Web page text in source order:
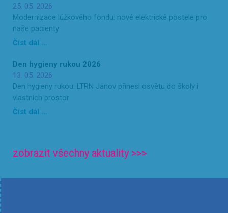
25. 05. 2026
Modernizace lůžkového fondu: nové elektrické postele pro
naše pacienty
Číst dál …
Den hygieny rukou 2026
13. 05. 2026
Den hygieny rukou: LTRN Janov přinesl osvětu do školy i
vlastních prostor
Číst dál …
zobrazit všechny aktuality >>>